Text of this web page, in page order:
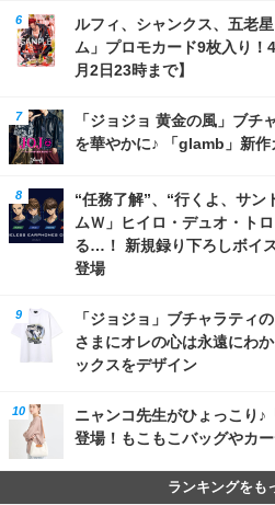
ルフィ、シャンクス、五老
ム」プロモカード9枚入り
月2日23時まで】
「ジョジョ 黄金の風」ブチ
を華やかに♪ 「glamb」新
“任務了解”、“行くよ、サン
ムＷ」ヒイロ・デュオ・ト
る…！ 新規録り下ろしボイ
登場
「ジョジョ」ブチャラティ
さまにオレの心は永遠にわ
ックスをデザイン
ニャンコ先生がひょっこり♪
登場！もこもこバッグやカ
ランキングをも